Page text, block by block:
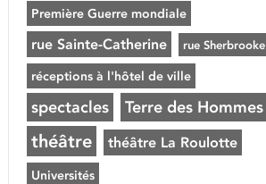
Première Guerre mondiale
rue Sainte-Catherine rue Sherbrooke
réceptions à l'hôtel de ville
spectacles Terre des Hommes
théâtre théâtre La Roulotte
Universités